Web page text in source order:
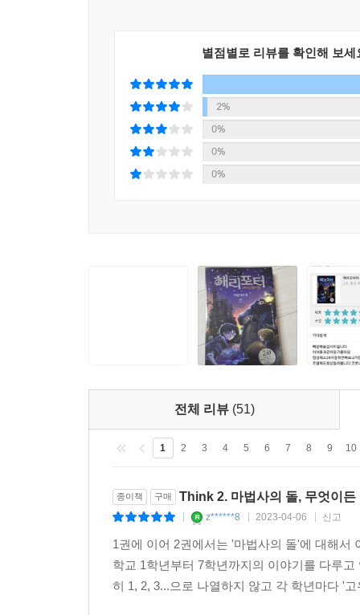
손에 길러지며 불우한 어린 시절을 보낸다. 열한
2탄 『해리포터와 비밀의 방』
더즐리 이모부네 집에서 끔찍한 방학을 보내던
호그와트로 돌아간 해리는 머글 출신 아이들을
풀어줬다는 소문이 돌고, 해리는 뱀의 말을 할
뛰쳐나온 해리는 퇴학당할지도 모른다는 생각
수감되어 있던 악명 높은 살인자, 시리우스 블
호그와트로 돌아가자, 시리우스 블랙이 침입한
해리는 단짝 친구들과 함께 시리우스 블랙을 찾아
떠는 가운데 호그와트에서는 유럽의 유명한 세
출전할 수 없을 정도로 위험한 이 대회에 이미
해리가 또 뽑혀 구설수에 오른다. 누가 불의 잔을
자리를 간신히 탈출하여 다시 호그와트로 돌아온다.
5탄 『해리포터와 불사조 기사단』
사사건건 해리를 괴롭히는 사촌 두들리와 다투
비밀 본부로 가게 된다. 볼드모트에 대항하는
별점별로 리뷰를 확인해 보세
2%
0%
0%
0%
전체 리뷰 (51)
1 2 3 4 5 6 7 8 9 10
종이책 구매 Think 2. 마법사의 돌, 무엇이
z******8 2023-04-06 신고
1권에 이어 2권에서는 '마법사의 돌'에 대해서
학교 1학년부터 7학년까지의 이야기를 다루
히 1, 2, 3...으로 나열하지 않고 각 학년마다 '